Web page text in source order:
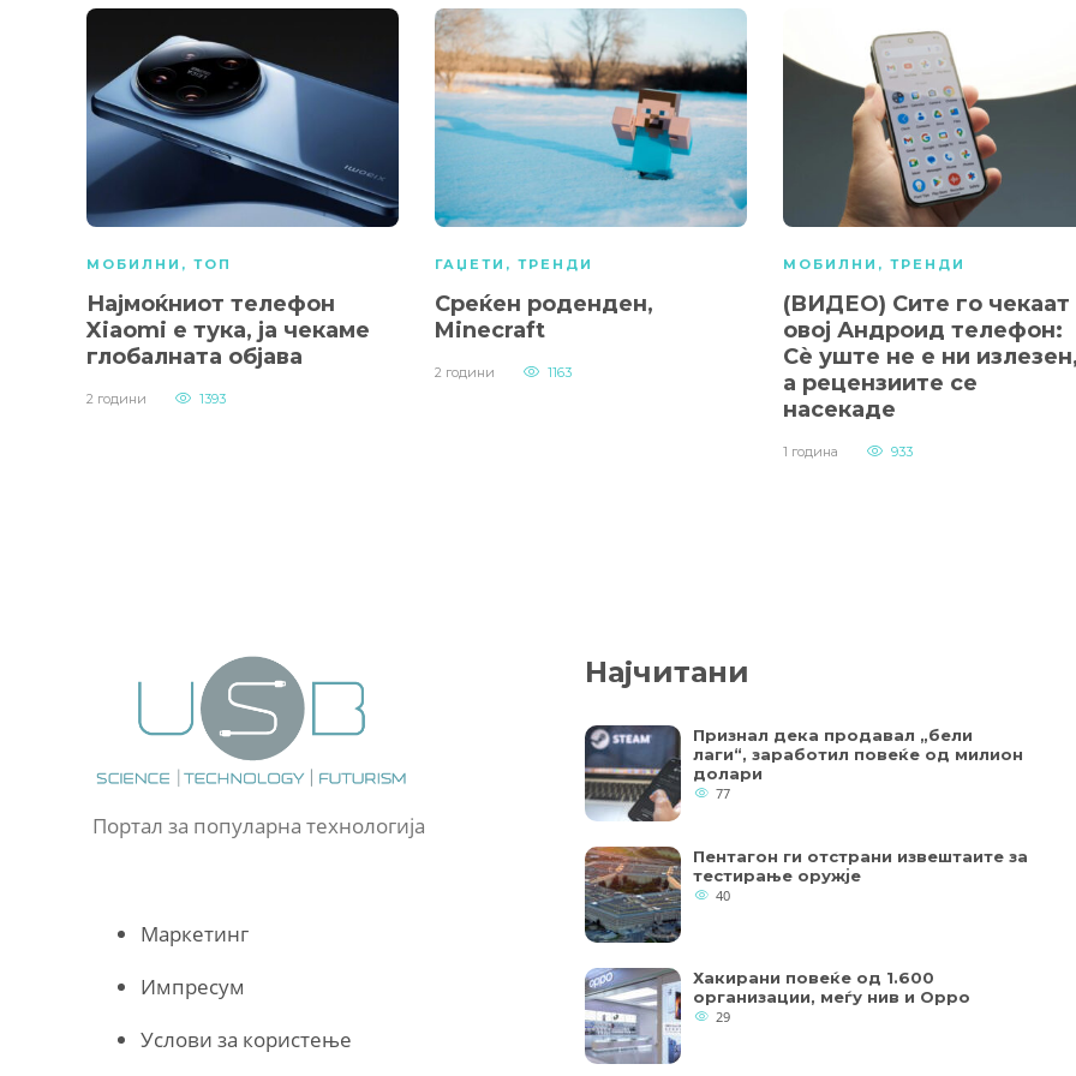
МОБИЛНИ , ТОП
Најмоќниот телефон
Xiaomi е тука, ја чекаме
глобалната објава
2 години 1393
ГАЏЕТИ , ТРЕНДИ
Среќен роденден,
Minecraft
2 години 1163
МОБИЛНИ , ТРЕНДИ
(ВИДЕО) Сите го чекаат
овој Андроид телефон:
Сè уште не е ни излезен,
а рецензиите се
насекаде
1 година 933
Портал за популарна технологија
Маркетинг
Импресум
Услови за користење
Најчитани
Признал дека продавал „бели
лаги“, заработил повеќе од милион
долари
77
Пентагон ги отстрани извештаите за
тестирање оружје
40
Хакирани повеќе од 1.600
организации, меѓу нив и Oppo
29